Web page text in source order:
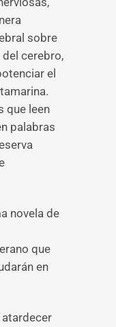
sobre
cerebro,
el
que leen
palabras
novela de
que
en